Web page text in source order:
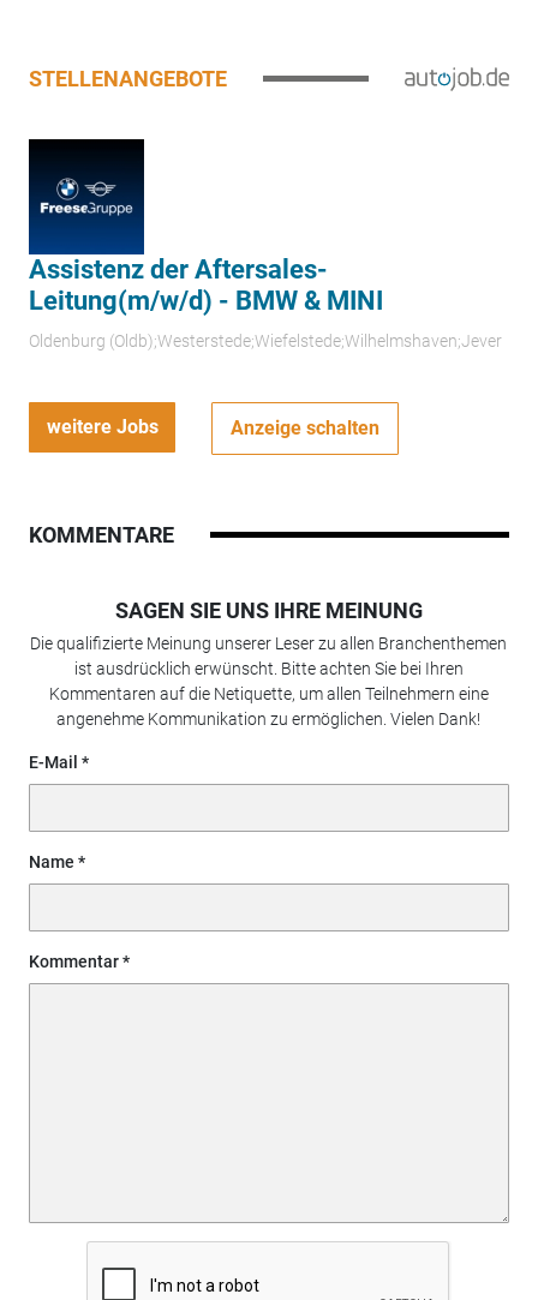
STELLENANGEBOTE
Assistenz der Aftersales-
Leitung(m/w/d) - BMW & MINI
Oldenburg (Oldb);Westerstede;Wiefelstede;Wilhelmshaven;Jever
weitere Jobs Anzeige schalten
KOMMENTARE
SAGEN SIE UNS IHRE MEINUNG
Die qualifizierte Meinung unserer Leser zu allen Branchenthemen
ist ausdrücklich erwünscht. Bitte achten Sie bei Ihren
Kommentaren auf die Netiquette, um allen Teilnehmern eine
angenehme Kommunikation zu ermöglichen. Vielen Dank!
E-Mail
Name
Kommentar